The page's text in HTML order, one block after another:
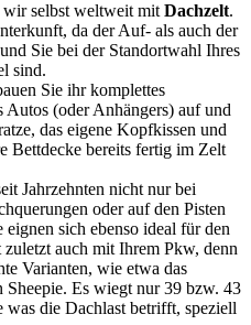
wir selbst weltweit mit Dachzelt.
da der Auf- als auch der
Sie bei der Standortwahl Ihres
sind.
Sie ihr komplettes
(oder Anhängers) auf und
das eigene Kopfkissen und
Bettdecke bereits fertig im Zelt
Jahrzehnten nicht nur bei
oder auf den Pisten
sich ebenso ideal für den
auch mit Ihrem Pkw, denn
Varianten, wie etwa das
Es wiegt nur 39 bzw. 43
was die Dachlast betrifft, speziell